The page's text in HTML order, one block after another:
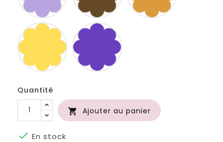
JAUNE
Quantité
 Ajouter au panier
 En stock